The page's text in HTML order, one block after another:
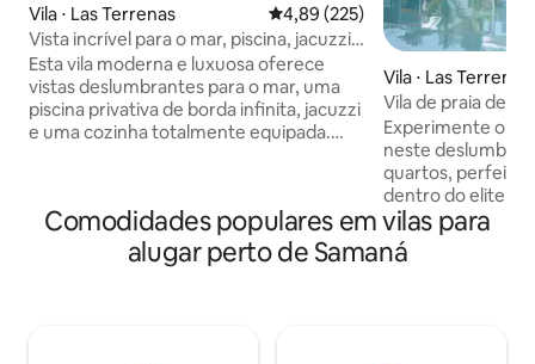
Vila ⋅ Las Terrenas 4,89 de uma avaliação média de
4,89 (225)
Vista incrível para o mar, piscina, jacuzzi,
privacidade
Esta vila moderna e luxuosa oferece
vistas deslumbrantes para o mar, uma
piscina privativa de borda infinita, jacuzzi
e uma cozinha totalmente equipada.
Netflix para todas as suas necessidades
de entretenimento. A poucos minutos
de belas praias e vida noturna vibrante.
Vila ⋅ Las Terrenas
Vila de praia de
com empregada
Experimente o
neste
quartos,
dentro do elite
um membro
Hotéis de Luxo
definida por dois
Comodidades populares em vilas para
alugar perto de Samaná